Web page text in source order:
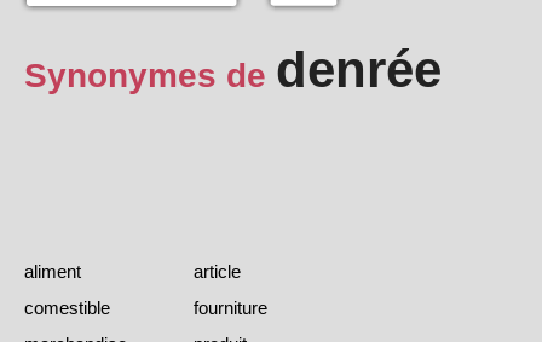
Synonymes de denrée
aliment
article
comestible
fourniture